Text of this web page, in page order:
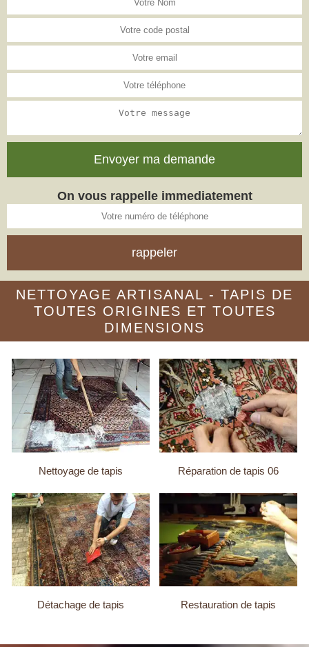
On vous rappelle immediatement
NETTOYAGE ARTISANAL - TAPIS DE
TOUTES ORIGINES ET TOUTES
DIMENSIONS
Nettoyage de tapis Réparation de tapis 06
Détachage de tapis Restauration de tapis